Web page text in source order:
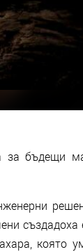
за бъдещи
която